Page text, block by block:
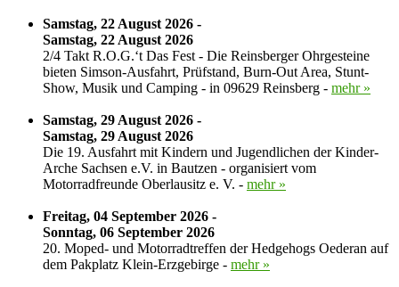
Samstag, 22 August 2026 -
Samstag, 22 August 2026
2/4 Takt R.O.G.‘t Das Fest - Die Reinsberger Ohrgesteine
bieten Simson-Ausfahrt, Prüfstand, Burn-Out Area, Stunt-
Show, Musik und Camping - in 09629 Reinsberg - mehr »
Samstag, 29 August 2026 -
Samstag, 29 August 2026
Die 19. Ausfahrt mit Kindern und Jugendlichen der Kinder-
Arche Sachsen e.V. in Bautzen - organisiert vom
Motorradfreunde Oberlausitz e. V. - mehr »
Freitag, 04 September 2026 -
Sonntag, 06 September 2026
20. Moped- und Motorradtreffen der Hedgehogs Oederan auf
dem Pakplatz Klein-Erzgebirge - mehr »